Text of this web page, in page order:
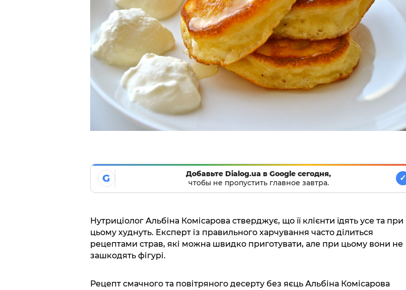
G
Добавьте Dialog.ua в Google сегодня,
чтобы не пропустить главное завтра.
✓
Нутриціолог Альбіна Комісарова стверджує, що її клієнти їдять усе та при
цьому худнуть. Експерт із правильного харчування часто ділиться
рецептами страв, які можна швидко приготувати, але при цьому вони не
зашкодять фігурі.
Рецепт смачного та повітряного десерту без яєць Альбіна Комісарова